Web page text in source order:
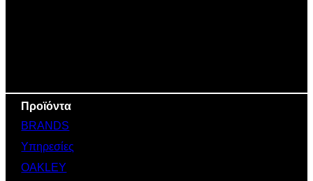
Προϊόντα
BRANDS
Υπηρεσίες
OAKLEY